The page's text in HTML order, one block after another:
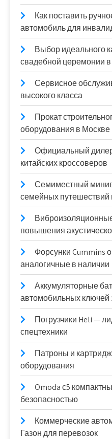
Как поставить
автомобиль для
Выбор идеального
свадебной церемонии
Сервисное
высокого класса
Прокат
оборудования в Москве
Официальный
китайских кроссоверов
Семиместный
семейных путешествий
повышения
Форсунки Cummins
аналогичные в наличии
Аккумуляторные
автомобильных ключей
Погрузчики Heli —
спецтехники
Патроны и
оборудования
Omoda с5
безопасностью
Коммерческие
Газон для перевозок